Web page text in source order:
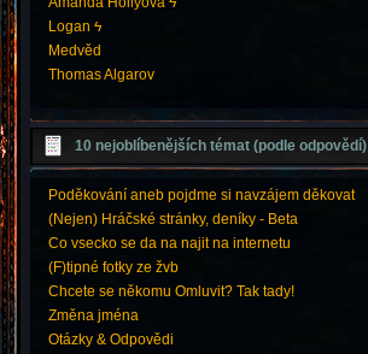
Logan ϟ
Medvěd
Thomas Algarov
10 nejoblíbenějších témat (podle odpovědí)
Poděkování aneb pojdme si navzájem děkovat
(Nejen) Hráčské stránky, deníky - Beta
Co vsecko se da na najit na internetu
(F)tipné fotky ze žvb
Chcete se někomu Omluvit? Tak tady!
Změna jména
Otázky & Odpovědi